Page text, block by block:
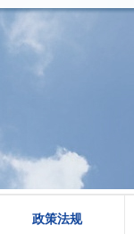
政策法规